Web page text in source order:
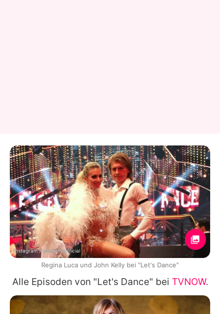
Alle Episoden von "Let's Dance" bei TVNOW.
Instagram / johnkelly.official
Regina Luca und John Kelly bei "Let's Dance"